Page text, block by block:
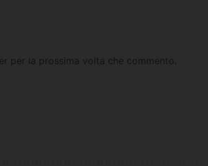
per la prossima volta che commento.